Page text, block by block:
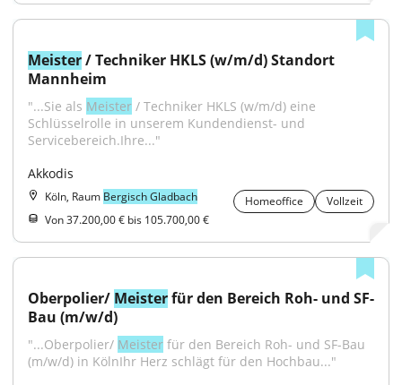
Meister / Techniker HKLS (w/m/d) Standort
Mannheim
"...Sie als Meister / Techniker HKLS (w/m/d) eine
Schlüsselrolle in unserem Kundendienst- und
Servicebereich.Ihre..."
Akkodis
Köln, Raum Bergisch Gladbach Homeoffice
Vollzeit
Von 37.200,00 € bis 105.700,00 €
Oberpolier/ Meister für den Bereich Roh- und SF-
Bau (m/w/d)
"...Oberpolier/ Meister für den Bereich Roh- und SF-Bau
(m/w/d) in KölnIhr Herz schlägt für den Hochbau..."